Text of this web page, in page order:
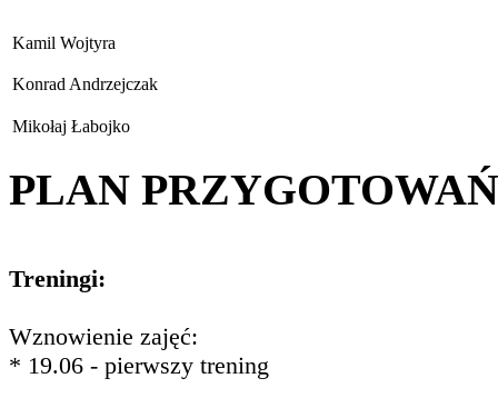
Kamil Wojtyra
Konrad Andrzejczak
Mikołaj Łabojko
PLAN PRZYGOTOWAŃ
Treningi:
Wznowienie zajęć:
* 19.06 - pierwszy trening